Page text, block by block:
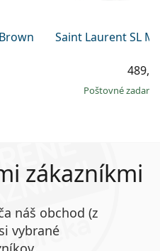
Saint Laurent SL
Poštovné
zákazníkmi
náš obchod (z
vybrané